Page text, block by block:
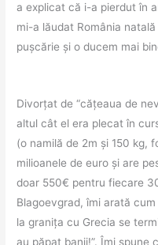
a explicat că i-a pierdut în
mi-a lăudat România
pușcărie și o ducem mai
Divorțat de “cățeaua de
altul cât el era plecat în
(o namilă de 2m și 150 kg,
milioanele de euro și are
doar 550€ pentru fiecare
Blagoevgrad, îmi arată
la granița cu Grecia se
au păpat banii!”. Îmi spune